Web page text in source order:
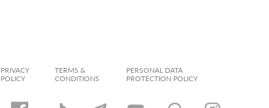
PRIVACY
POLICY
TERMS &
CONDITIONS
PERSONAL DATA
PROTECTION POLICY